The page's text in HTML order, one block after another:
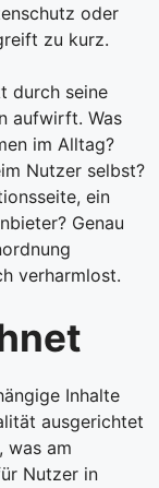
oder
zu kurz.
durch seine
aufwirft. Was
im Alltag?
Nutzer selbst?
ein
Genau
verharmlost.
Inhalte
ausgerichtet
was am
Nutzer in